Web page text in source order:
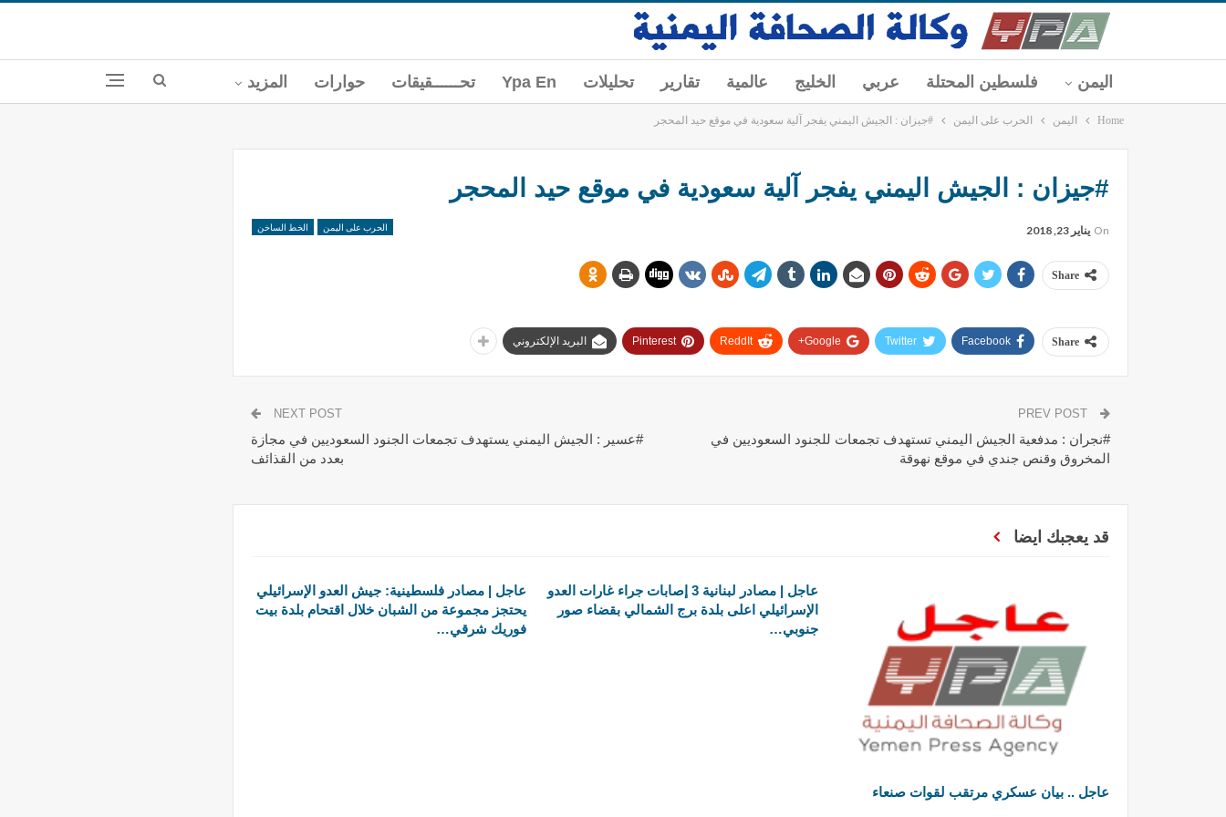
اليمن فلسطين المحتلة عربي الخليج عالمية تقارير تحليلات Ypa En تحــــــقيقات حوارات المزيد
Home اليمن الحرب على اليمن #جيزان : الجيش اليمني يفجر آلية سعودية في موقع حيد المحجر
#جيزان : الجيش اليمني يفجر آلية سعودية في موقع حيد المحجر
الحرب على اليمن الخط الساخن On يناير 23, 2018
Share
Share
Facebook
Twitter
Google+
ReddIt
Pinterest البريد الإلكتروني
#نجران : مدفعية الجيش اليمني تستهدف تجمعات للجنود السعوديين في
المخروق وقنص جندي في موقع نهوقة
NEXT POST
#عسير : الجيش اليمني يستهدف تجمعات الجنود السعوديين في مجازة
بعدد من القذائف
قد يعجبك ايضا
عاجل .. بيان عسكري مرتقب لقوات صنعاء
عاجل | مصادر لبنانية 3 إصابات جراء غارات العدو
الإسرائيلي اعلى بلدة برج الشمالي بقضاء صور
جنوبي…
عاجل | مصادر فلسطينية: جيش العدو الإسرائيلي
يحتجز مجموعة من الشبان خلال اقتحام بلدة بيت
فوريك شرقي…